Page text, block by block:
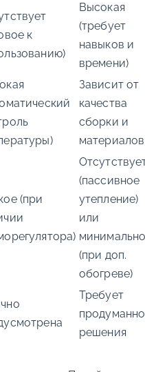
к
Высокая
(требует
навыков и
времени)
Зависит от
качества
сборки и
материалов
(при
(пассивное
утепление)
или
(при доп.
обогреве)
Требует
решения